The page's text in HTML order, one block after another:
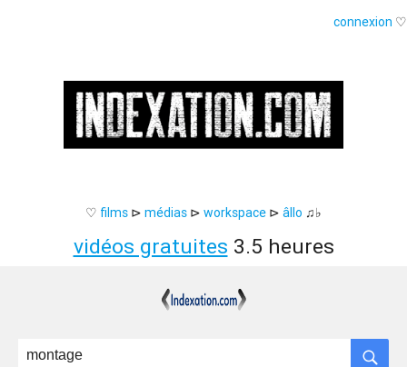
connexion ♡
♡ films ⊳ médias ⊳ workspace ⊳ âllo ♫♭
vidéos gratuites 3.5 heures